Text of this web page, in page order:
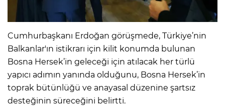
Cumhurbaşkanı Erdoğan görüşmede, Türkiye’nin
Balkanlar'ın istikrarı için kilit konumda bulunan
Bosna Hersek’in geleceği için atılacak her türlü
yapıcı adımın yanında olduğunu, Bosna Hersek’in
toprak bütünlüğü ve anayasal düzenine şartsız
desteğinin süreceğini belirtti.